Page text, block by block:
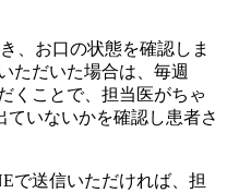
、お口の状態を確認しま
ただいた場合は、 毎週
くことで、担当医がちゃ
ていないかを確認し患者さ
で送信いただければ、担